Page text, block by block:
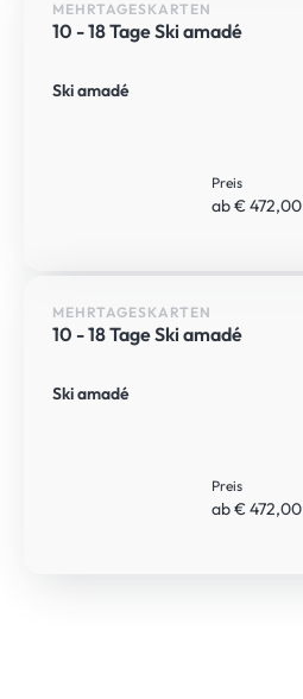
MEHRTAGESKARTEN
10 - 18 Tage Ski amadé
Ski amadé
Preis
ab € 472,00
MEHRTAGESKARTEN
10 - 18 Tage Ski amadé
Ski amadé
Preis
ab € 472,00